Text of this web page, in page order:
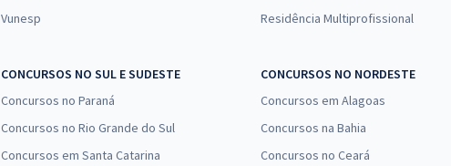
Vunesp
Residência Multiprofissional
CONCURSOS NO SUL E SUDESTE
Concursos no Paraná
Concursos no Rio Grande do Sul
Concursos em Santa Catarina
CONCURSOS NO NORDESTE
Concursos em Alagoas
Concursos na Bahia
Concursos no Ceará